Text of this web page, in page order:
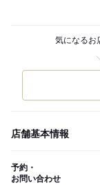
気になるお
店舗基本情報
予約・
お問い合わせ